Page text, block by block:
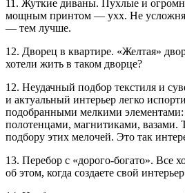
11. Жуткие диваны. Пухлые и
мощным принтом — ухх. Не
— тем лучше.
12. Дворец в квартире. «Желтая»
хотели жить в таком дворце?
12. Неудачный подбор текстиля и
и актуальный интерьер легко
подобранными мелкими
полотенцами, магнитиками, вазами.
подбору этих мелочей. Это так
13. Перебор с «дорого-богато». Все
об этом, когда создаете свой